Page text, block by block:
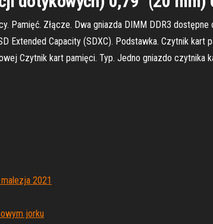
Pamięć. Złącze. Dwa gniazda DIMM DDR3
Extended Capacity (SDXC). Podstawka. Czytnik
Czytnik kart pamięci. Typ. Jedno gniazdo czytnika
2021
jorku